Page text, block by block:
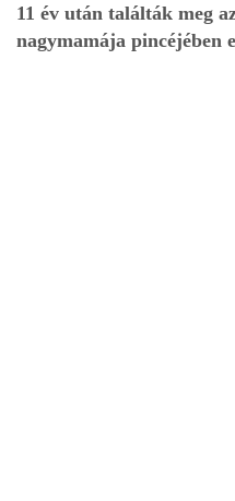
11 év után találták meg
nagymamája pincéjében